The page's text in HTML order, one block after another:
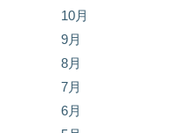
10月
9月
8月
7月
6月